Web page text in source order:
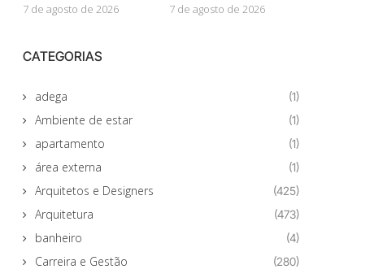
7 de agosto de 2026 7 de agosto de 2026
CATEGORIAS
adega (1)
Ambiente de estar (1)
apartamento (1)
área externa (1)
Arquitetos e Designers (425)
Arquitetura (473)
banheiro (4)
Carreira e Gestão (280)